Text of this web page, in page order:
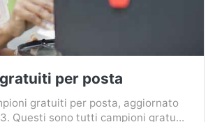
per posta
gratuiti per posta, aggiornato
Questi sono tutti campioni gratu...